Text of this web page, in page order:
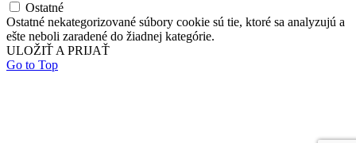
Ostatné
Ostatné nekategorizované súbory cookie sú tie, ktoré sa analyzujú a
ešte neboli zaradené do žiadnej kategórie.
ULOŽIŤ A PRIJAŤ
Go to Top